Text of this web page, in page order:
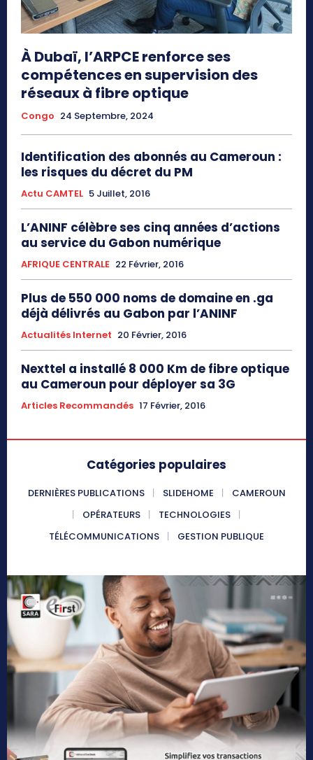
À Dubaï, l’ARPCE renforce ses
compétences en supervision des
réseaux à fibre optique
Congo 24 Septembre, 2024
Identification des abonnés au Cameroun :
les risques du décret du PM
Actu CAMTEL 5 Juillet, 2016
L’ANINF célèbre ses cinq années d’actions
au service du Gabon numérique
AFRIQUE CENTRALE 22 Février, 2016
Plus de 550 000 noms de domaine en .ga
déjà délivrés au Gabon par l’ANINF
Actualités Internet 20 Février, 2016
Nexttel a installé 8 000 Km de fibre optique
au Cameroun pour déployer sa 3G
Articles Recommandés 17 Février, 2016
Catégories populaires
DERNIÈRES PUBLICATIONS SLIDEHOME
CAMEROUN
OPÉRATEURS
TECHNOLOGIES
TÉLÉCOMMUNICATIONS
GESTION PUBLIQUE